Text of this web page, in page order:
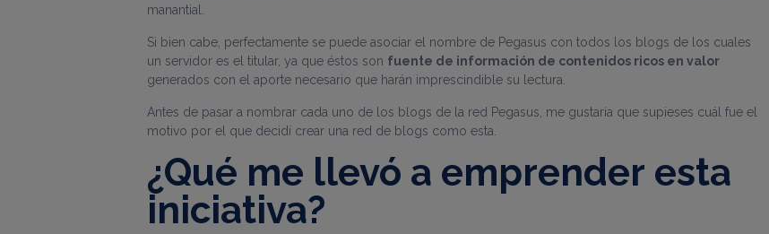
manantial.
Si bien cabe, perfectamente se puede asociar el nombre de Pegasus con todos los blogs de los cuales
un servidor es el titular, ya que éstos son fuente de información de contenidos ricos en valor
generados con el aporte necesario que harán imprescindible su lectura.
Antes de pasar a nombrar cada uno de los blogs de la red Pegasus, me gustaría que supieses cuál fue el
motivo por el que decidí crear una red de blogs como esta.
¿Qué me llevó a emprender esta
iniciativa?